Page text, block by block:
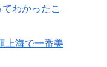
わかったこ
上海で一番美